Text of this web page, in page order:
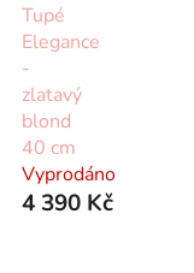
Tupé
Elegance
-
zlatavý
blond
40 cm
Vyprodáno
4 390 Kč